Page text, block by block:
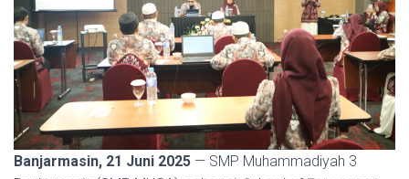
Banjarmasin, 21 Juni 2025 — SMP Muhammadiyah 3